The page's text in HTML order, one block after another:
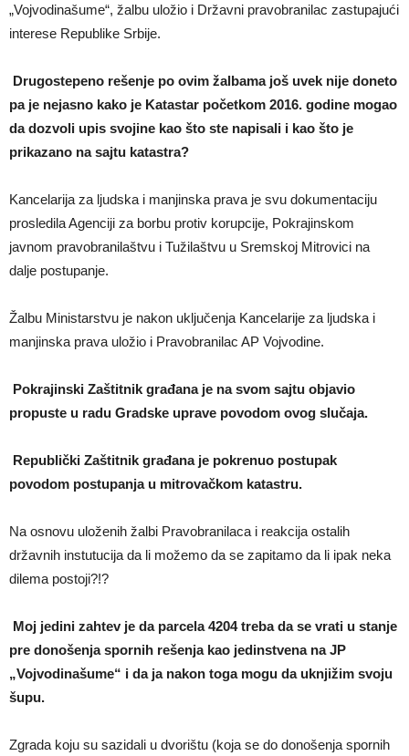
„Vojvodinašume“, žalbu uložio i Državni pravobranilac zastupajući
interese Republike Srbije.
Drugostepeno rešenje po ovim žalbama još uvek nije doneto
pa je nejasno kako je Katastar početkom 2016. godine mogao
da dozvoli upis svojine kao što ste napisali i kao što je
prikazano na sajtu katastra?
Kancelarija za ljudska i manjinska prava je svu dokumentaciju
prosledila Agenciji za borbu protiv korupcije, Pokrajinskom
javnom pravobranilaštvu i Tužilaštvu u Sremskoj Mitrovici na
dalje postupanje.
Žalbu Ministarstvu je nakon uključenja Kancelarije za ljudska i
manjinska prava uložio i Pravobranilac AP Vojvodine.
Pokrajinski Zaštitnik građana je na svom sajtu objavio
propuste u radu Gradske uprave povodom ovog slučaja.
Republički Zaštitnik građana je pokrenuo postupak
povodom postupanja u mitrovačkom katastru.
Na osnovu uloženih žalbi Pravobranilaca i reakcija ostalih
državnih instutucija da li možemo da se zapitamo da li ipak neka
dilema postoji?!?
Moj jedini zahtev je da parcela 4204 treba da se vrati u stanje
pre donošenja spornih rešenja kao jedinstvena na JP
„Vojvodinašume“ i da ja nakon toga mogu da uknjižim svoju
šupu.
Zgrada koju su sazidali u dvorištu (koja se do donošenja spornih